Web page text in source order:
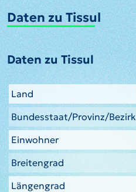
Daten zu Tissul
Daten zu Tissul
Land
Bundesstaat/Provinz/Bezirk
Einwohner
Breitengrad
Längengrad